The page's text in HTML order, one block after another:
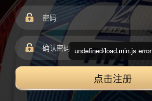
点击注册
undefined/load.min.js error